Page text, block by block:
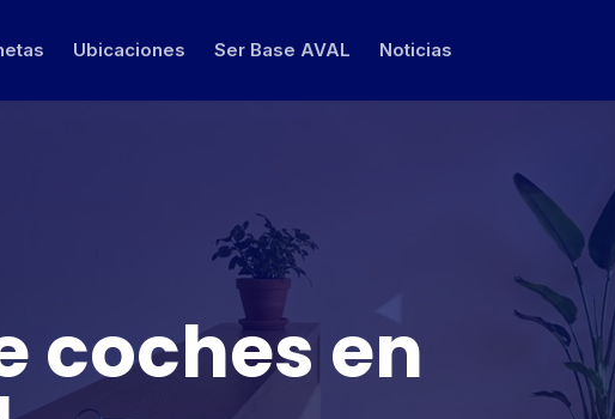
Ubicaciones Ser Base AVAL Noticias
coches en